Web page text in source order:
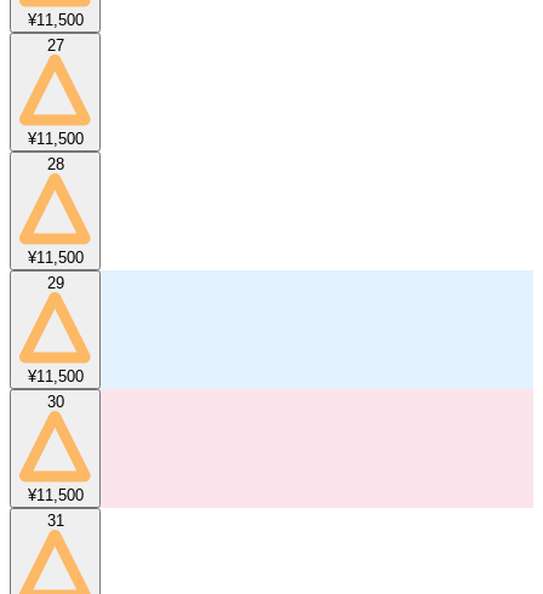
¥11,500
27
¥11,500
28
¥11,500
29
¥11,500
30
¥11,500
31